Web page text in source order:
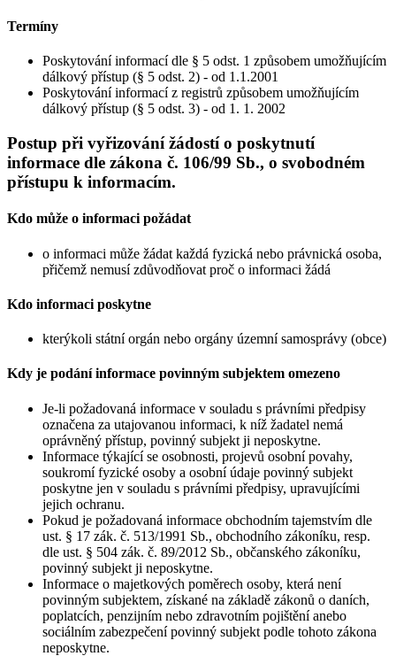
Termíny
Poskytování informací dle § 5 odst. 1 způsobem umožňujícím
dálkový přístup (§ 5 odst. 2) - od 1.1.2001
Poskytování informací z registrů způsobem umožňujícím
dálkový přístup (§ 5 odst. 3) - od 1. 1. 2002
Postup při vyřizování žádostí o poskytnutí
informace dle zákona č. 106/99 Sb., o svobodném
přístupu k informacím.
Kdo může o informaci požádat
o informaci může žádat každá fyzická nebo právnická osoba,
přičemž nemusí zdůvodňovat proč o informaci žádá
Kdo informaci poskytne
kterýkoli státní orgán nebo orgány územní samosprávy (obce)
Kdy je podání informace povinným subjektem omezeno
Je-li požadovaná informace v souladu s právními předpisy
označena za utajovanou informaci, k níž žadatel nemá
oprávněný přístup, povinný subjekt ji neposkytne.
Informace týkající se osobnosti, projevů osobní povahy,
soukromí fyzické osoby a osobní údaje povinný subjekt
poskytne jen v souladu s právními předpisy, upravujícími
jejich ochranu.
Pokud je požadovaná informace obchodním tajemstvím dle
ust. § 17 zák. č. 513/1991 Sb., obchodního zákoníku, resp.
dle ust. § 504 zák. č. 89/2012 Sb., občanského zákoníku,
povinný subjekt ji neposkytne.
Informace o majetkových poměrech osoby, která není
povinným subjektem, získané na základě zákonů o daních,
poplatcích, penzijním nebo zdravotním pojištění anebo
sociálním zabezpečení povinný subjekt podle tohoto zákona
neposkytne.